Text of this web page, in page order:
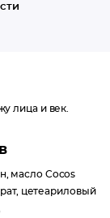
лица и век.
масло Cocos
цетеариловый